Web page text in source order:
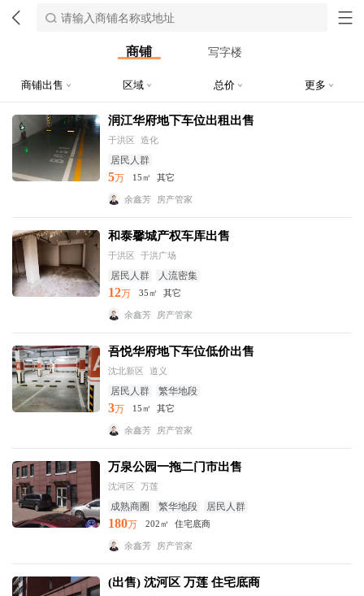
商铺 写字楼
商铺出售 区域 总价 更多
润江华府地下车位出租出售
于洪区 造化
居民人群
5万 15㎡ 其它
余鑫芳 房产管家
和泰馨城产权车库出售
于洪区 于洪广场
居民人群 人流密集
12万 35㎡ 其它
余鑫芳 房产管家
吾悦华府地下车位低价出售
沈北新区 道义
居民人群 繁华地段
3万 15㎡ 其它
余鑫芳 房产管家
万泉公园一拖二门市出售
沈河区 万莲
成熟商圈 繁华地段 居民人群
180万 202㎡ 住宅底商
余鑫芳 房产管家
(出售) 沈河区 万莲 住宅底商